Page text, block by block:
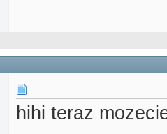
hihi teraz